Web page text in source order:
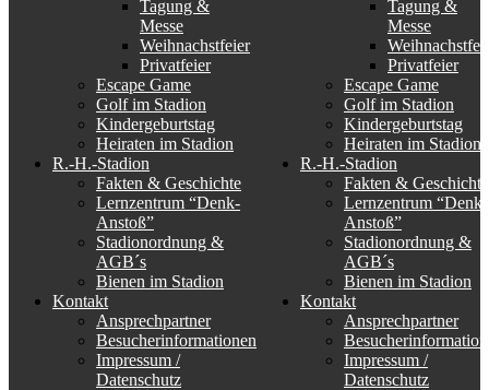
Tagung &
Messe
Weihnachstfeier
Privatfeier
Escape Game
Golf im Stadion
Kindergeburtstag
Heiraten im Stadion
R.-H.-Stadion
Fakten & Geschichte
Lernzentrum “Denk-
Anstoß”
Stadionordnung &
AGB´s
Bienen im Stadion
Kontakt
Ansprechpartner
Besucherinformationen
Impressum /
Datenschutz
Tagung &
Messe
Privatfeier
Escape Game
Golf im Stadion
Kindergeburtstag
Heiraten im Stadion
R.-H.-Stadion
Fakten & Geschichte
Lernzentrum “Denk-
Anstoß”
Stadionordnung &
AGB´s
Bienen im Stadion
Kontakt
Ansprechpartner
Impressum /
Datenschutz